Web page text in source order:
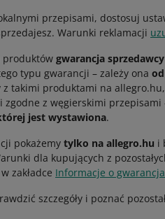
przepisami, dostosuj
Warunki reklamacji
produktów gwarancja
typu gwarancji – zależy ona
z takimi produktami na
z węgierskimi przepisami
jest wystawiona.
pokażemy tylko na allegro.hu i
dla kupujących z
zakładce Informacje o
szczegóły i poznać